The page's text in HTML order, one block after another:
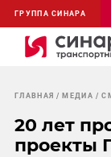
ГРУППА СИНАРА
ГЛАВНАЯ МЕДИА
20 лет
проекты